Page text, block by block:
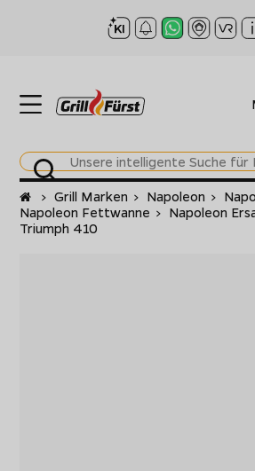
Startseite
> Grill Marken > Napoleon >
Napoleon Fettwanne > Napoleon
Triumph 410